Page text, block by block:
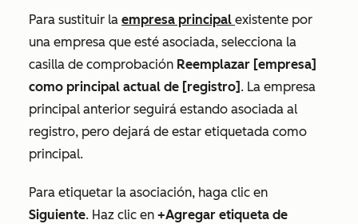
Para sustituir la empresa principal existente por
una empresa que esté asociada, selecciona la
casilla de comprobación Reemplazar [empresa]
como principal actual de [registro] . La empresa
principal anterior seguirá estando asociada al
registro, pero dejará de estar etiquetada como
principal.
Para etiquetar la asociación, haga clic en
Siguiente. Haz clic en +Agregar etiqueta de